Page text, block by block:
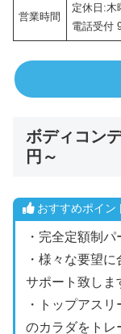
営業時間
定休日:木
電話受付
ボディコン
円～
おすすめポイン
・完全定額制
・様々な要望
サポート致しま
・トップアス
のカラダをトレ